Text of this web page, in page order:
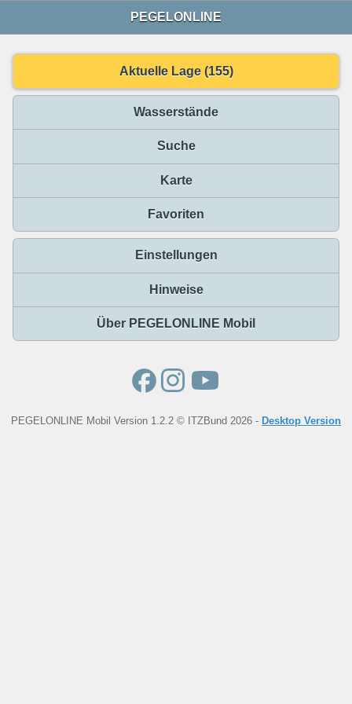
PEGELONLINE
Aktuelle Lage (155)
Wasserstände
Suche
Karte
Favoriten
Einstellungen
Hinweise
Über PEGELONLINE Mobil
PEGELONLINE Mobil Version 1.2.2 © ITZBund 2026 - Desktop Version